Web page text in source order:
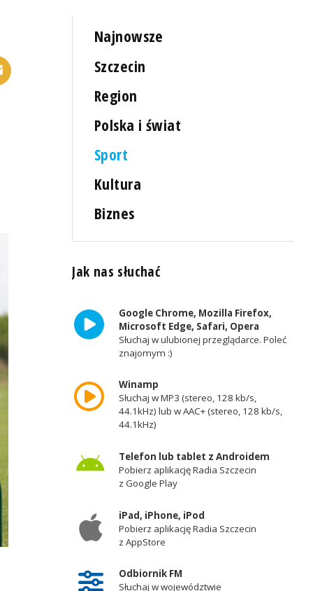
Najnowsze
Szczecin
Region
Polska i świat
Sport
Kultura
Biznes
Jak nas słuchać
Google Chrome, Mozilla Firefox,
Microsoft Edge, Safari, Opera
Słuchaj w ulubionej przeglądarce. Poleć
znajomym :)
Winamp
Słuchaj w MP3 (stereo, 128 kb/s,
44.1kHz) lub w AAC+ (stereo, 128 kb/s,
44.1kHz)
Telefon lub tablet z Androidem
Pobierz aplikację Radia Szczecin
z Google Play
iPad, iPhone, iPod
Pobierz aplikację Radia Szczecin
z AppStore
Odbiornik FM
Słuchaj w województwie